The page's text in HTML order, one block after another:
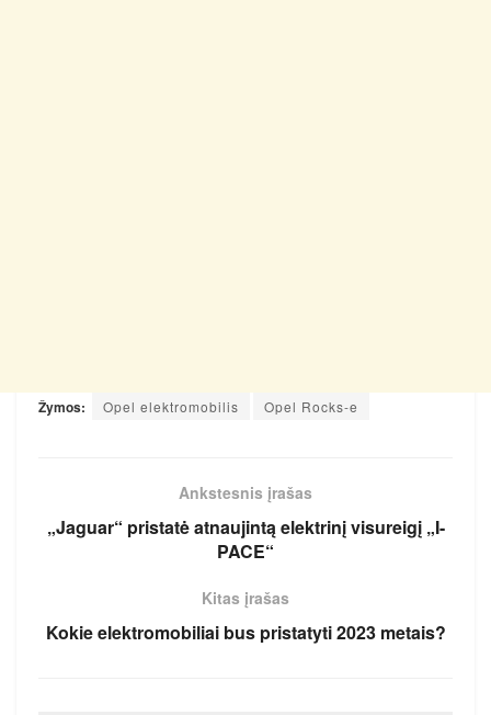
Žymos: Opel elektromobilis Opel Rocks-e
Ankstesnis įrašas
„Jaguar“ pristatė atnaujintą elektrinį visureigį „I-
PACE“
Kitas įrašas
Kokie elektromobiliai bus pristatyti 2023 metais?